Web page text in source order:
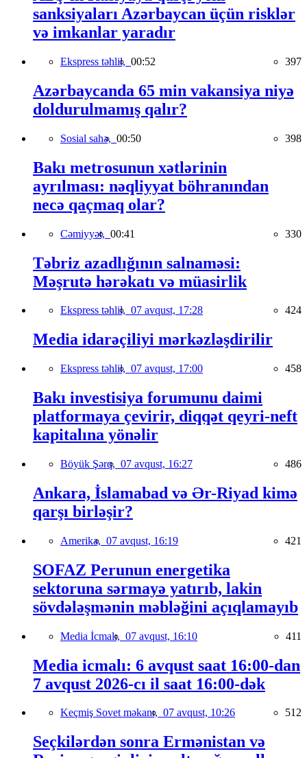
sanksiyaları Azərbaycan üçün risklər
və imkanlar yaradır
Ekspress təhlil, 00:52 397
Azərbaycanda 65 min vakansiya niyə
doldurulmamış qalır?
Sosial sahə, 00:50 398
Bakı metrosunun xətlərinin
ayrılması: nəqliyyat böhranından
necə qaçmaq olar?
Cəmiyyət, 00:41 330
Təbriz azadlığının salnaməsi:
Məşrutə hərəkatı və müasirlik
Ekspress təhlil, 07 avqust, 17:28 424
Media idarəçiliyi mərkəzləşdirilir
Ekspress təhlil, 07 avqust, 17:00 458
Bakı investisiya forumunu daimi
platformaya çevirir, diqqət qeyri-neft
kapitalına yönəlir
Böyük Şərq, 07 avqust, 16:27 486
Ankara, İslamabad və Ər-Riyad kimə
qarşı birləşir?
Amerika, 07 avqust, 16:19 421
SOFAZ Perunun energetika
sektoruna sərmayə yatırıb, lakin
sövdələşmənin məbləğini açıqlamayıb
Media İcmalı, 07 avqust, 16:10 411
Media icmalı: 6 avqust saat 16:00-dan
7 avqust 2026-cı il saat 16:00-dək
Keçmiş Sovet məkanı, 07 avqust, 10:26 512
Seçkilərdən sonra Ermənistan və